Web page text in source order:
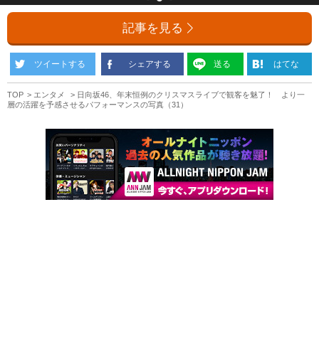
記事を見る
ツイートする シェアする 送る はてな
TOP エンタメ
日向坂46、年末恒例のクリスマスライブで観客を魅了！ より一
層の活躍を予感させるパフォーマンスの写真（31）